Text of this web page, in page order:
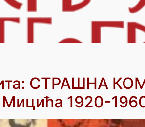
СТРАШНА
1920-